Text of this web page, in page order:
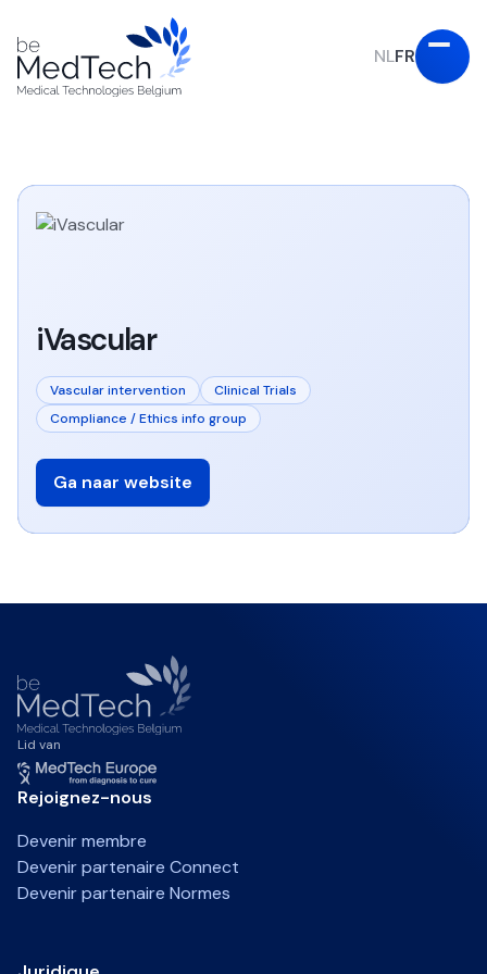
NLFR
iVascular
Vascular intervention
Clinical Trials
Compliance / Ethics info group
Ga naar website
Lid van
Rejoignez-nous
Devenir membre
Devenir partenaire Connect
Devenir partenaire Normes